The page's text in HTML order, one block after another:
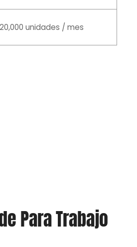
20,000 unidades / mes
Para Trabajo